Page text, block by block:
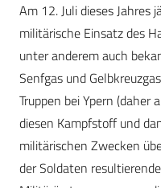
Am 12. Juli dieses
militärische Einsatz des
unter anderem auch
Senfgas und
Truppen bei Ypern (daher
diesen Kampfstoff und
militärischen Zwecken
der Soldaten